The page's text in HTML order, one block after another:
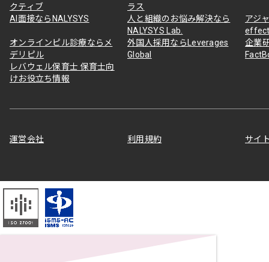
クティブ
ラス
AI面接ならNALYSYS
人と組織のお悩み解決なら
NALYSYS Lab.
アジ
オンラインピル診療ならメ
デリピル
外国人採用ならLeverages
Global
企業
レバウェル保育士 保育士向
けお役立ち情報
運営会社 利用規約 サイ